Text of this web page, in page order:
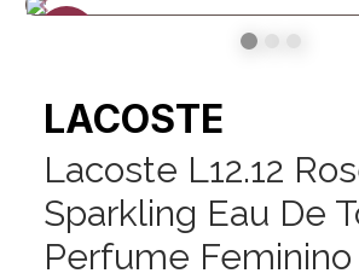
LACOSTE
Lacoste L12.12
Sparkling Eau De
Perfume